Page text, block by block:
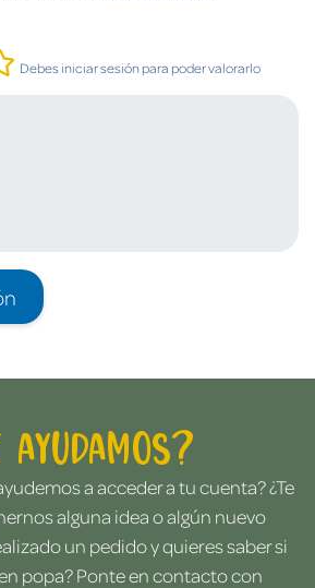
Debes iniciar sesión para poder valorarlo
ayudamos?
a acceder a tu cuenta? ¿Te
alguna idea o algún nuevo
un pedido y quieres saber si
popa? Ponte en contacto con